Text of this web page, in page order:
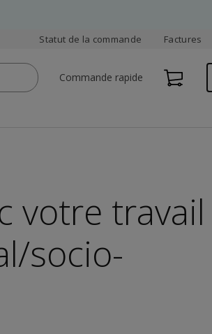
Statut de la commande Factures
Commande rapide
votre travail
socio-